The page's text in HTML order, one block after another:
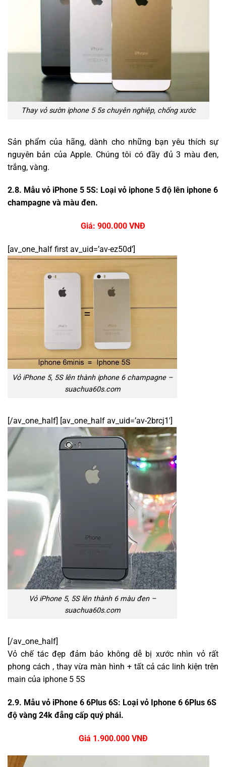
Thay vỏ sườn iphone 5 5s chuyên nghiệp, chống xước
Sản phẩm của hãng, dành cho những bạn yêu thích sự
nguyên bản của Apple. Chúng tôi có đầy đủ 3 màu đen,
trắng, vàng.
2.8. Mẫu vỏ iPhone 5 5S: Loại vỏ iphone 5 độ lên iphone 6
champagne và màu đen.
Giá: 900.000 VNĐ
[av_one_half first av_uid=’av-ez50d’]
Vỏ iPhone 5, 5S lên thành iphone 6 champagne –
suachua60s.com
[/av_one_half] [av_one_half av_uid=’av-2brcj1′]
Vỏ iPhone 5, 5S lên thành 6 màu đen –
suachua60s.com
[/av_one_half]
Vỏ chế tác đẹp đảm bảo không dễ bị xước nhìn vỏ rất
phong cách , thay vừa màn hình + tất cả các linh kiện trên
main của iphone 5 5S
2.9. Mẫu vỏ iPhone 6 6Plus 6S: Loại vỏ Iphone 6 6Plus 6S
độ vàng 24k đẳng cấp quý phái.
Giá 1.900.000 VNĐ